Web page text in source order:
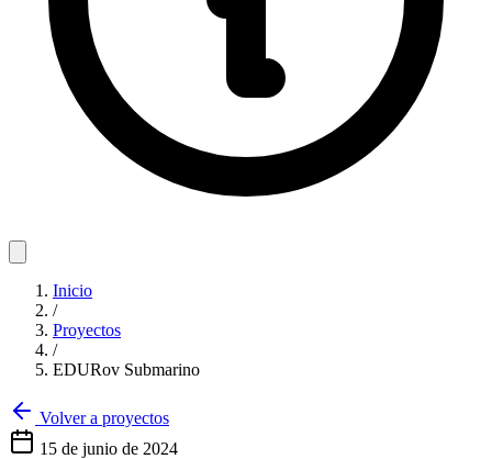
Inicio
/
Proyectos
/
EDURov Submarino
Volver a proyectos
15 de junio de 2024